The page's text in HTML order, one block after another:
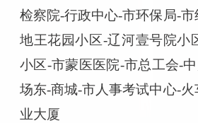
检察院-行政中心-市环保局-
地王花园小区-辽河壹号院小
小区-市蒙医医院-市总工会-
场东-商城-市人事考试中心-
业大厦